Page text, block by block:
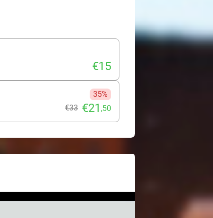
ballenbad, een reusachtige
€15
35%
€33 €21 ,50